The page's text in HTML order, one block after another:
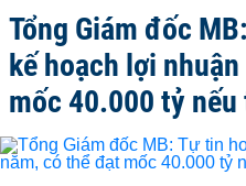
Tổng Giám đốc
kế hoạch lợi
mốc 40.000 tỷ